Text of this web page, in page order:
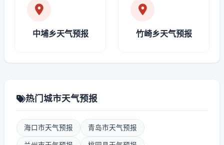
中埔乡天气预报 竹崎乡天气预报
热门城市天气预报
海口市天气预报 青岛市天气预报